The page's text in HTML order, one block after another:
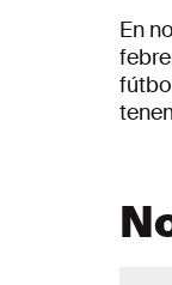
En